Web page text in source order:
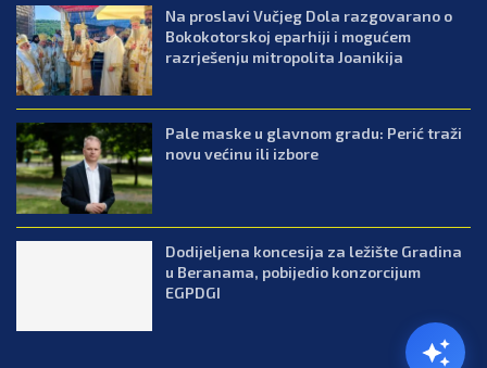
Na proslavi Vučjeg Dola razgovarano o
Bokokotorskoj eparhiji i mogućem
razrješenju mitropolita Joanikija
Pale maske u glavnom gradu: Perić traži
novu većinu ili izbore
Dodijeljena koncesija za ležište Gradina
u Beranama, pobijedio konzorcijum
EGPDGI